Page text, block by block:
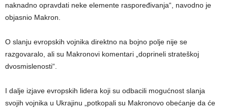
naknadno opravdati neke elemente raspoređivanja“, navodno je
objasnio Makron.
O slanju evropskih vojnika direktno na bojno polje nije se
razgovaralo, ali su Makronovi komentari „doprineli strateškoj
dvosmislenosti“.
I dalje izjave evropskih lidera koji su odbacili mogućnost slanja
svojih vojnika u Ukrajinu „potkopali su Makronovo obećanje da će